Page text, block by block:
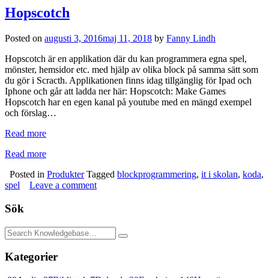
Hopscotch
Posted on augusti 3, 2016maj 11, 2018 by Fanny Lindh
Hopscotch är en applikation där du kan programmera egna spel,
mönster, hemsidor etc. med hjälp av olika block på samma sätt som
du gör i Scracth. Applikationen finns idag tillgänglig för Ipad och
Iphone och går att ladda ner här: Hopscotch: Make Games
Hopscotch har en egen kanal på youtube med en mängd exempel
och förslag…
Read more
Read more
Posted in Produkter Tagged blockprogrammering, it i skolan, koda,
spel
Leave a comment
Sök
Kategorier